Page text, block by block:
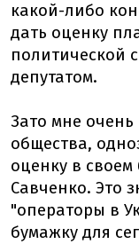
какой-либо
дать оценку
политической
депутатом.
Зато мне
общества,
оценку в
Савченко. Это
"операторы в
бумажку для